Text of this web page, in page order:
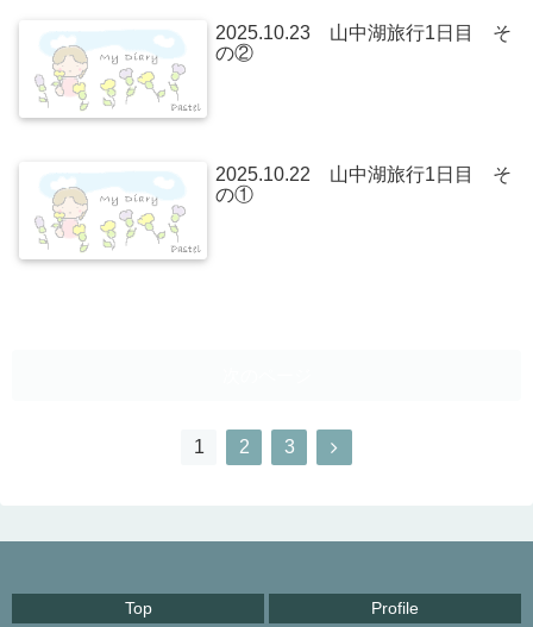
2025.10.23 山中湖旅行1日目 そ
の②
2025.10.22 山中湖旅行1日目 そ
の①
1 2 3
Top Profile